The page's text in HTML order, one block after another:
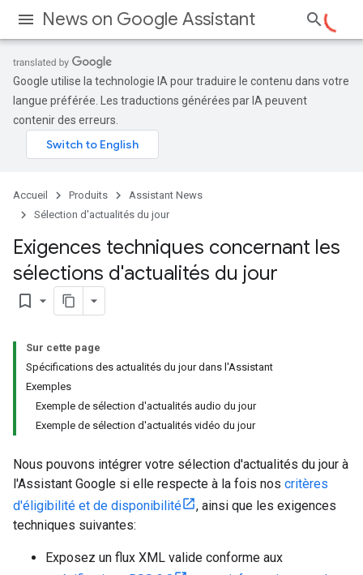
News on Google Assistant
Google utilise la technologie IA pour traduire le contenu dans votre
langue préférée. Les traductions générées par IA peuvent
contenir des erreurs.
Accueil Produits
Assistant News
Sélection d'actualités du jour
Exigences techniques concernant les
sélections d'actualités du jour
bookmark_border
Sur cette page
Spécifications des actualités du jour dans l'Assistant
Exemples
Exemple de sélection d'actualités audio du jour
Exemple de sélection d'actualités vidéo du jour
Nous pouvons intégrer votre sélection d'actualités du jour à
l'Assistant Google si elle respecte à la fois nos critères
d'éligibilité et de disponibilité
, ainsi que les exigences
techniques suivantes:
Exposez un flux XML valide conforme aux